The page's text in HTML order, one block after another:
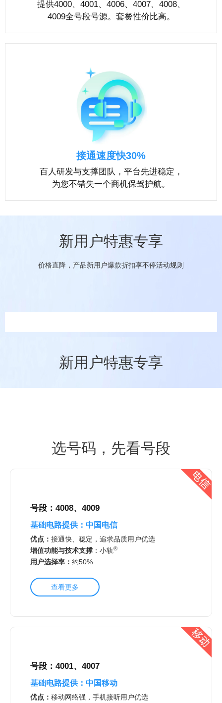
提供4000、4001、4006、4007、4008、
4009全号段号源。套餐性价比高。
接通速度快30%
百人研发与支撑团队，平台先进稳定，
为您不错失一个商机保驾护航。
新用户特惠专享
价格直降，产品新用户爆款折扣享不停活动规则
新用户特惠专享
选号码，先看号段
号段：4008、4009
基础电路提供： 中国电信
优点： 接通快、稳定，追求品质用户优选
增值功能与技术支撑 ： 小轨®
用户选择率： 约50%
查看更多
号段：4001、4007
基础电路提供：中国移动
优点： 移动网络强，手机接听用户优选